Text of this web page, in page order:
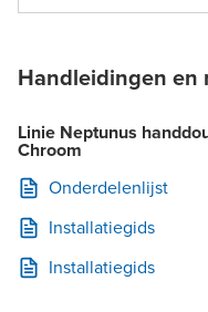
Handleidingen en
Linie Neptunus
Chroom
Onderdelenlijst
Installatiegids
Installatiegids